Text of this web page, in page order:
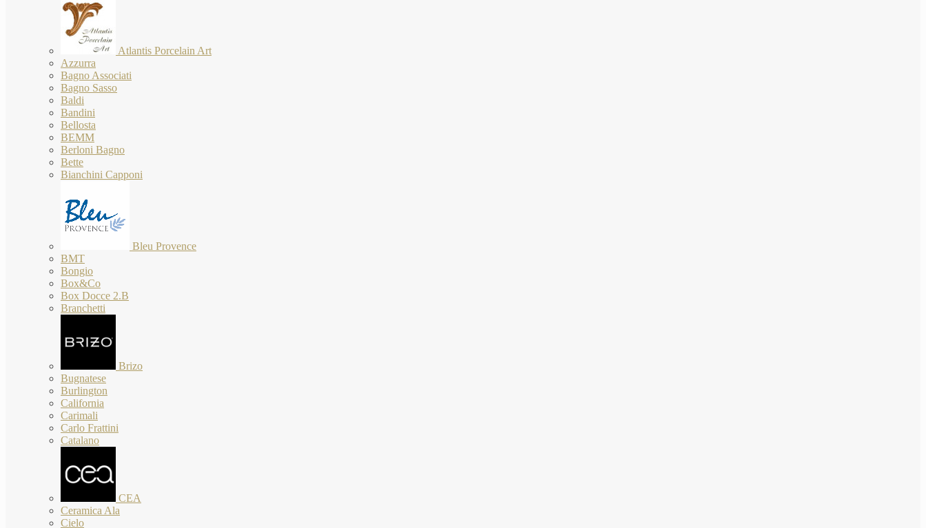
Atlantis Porcelain Art
Azzurra
Bagno Associati
Bagno Sasso
Baldi
Bandini
Bellosta
BEMM
Berloni Bagno
Bette
Bianchini Capponi
Bleu Provence
BMT
Bongio
Box&Co
Box Docce 2.B
Branchetti
Brizo
Bugnatese
Burlington
California
Carimali
Carlo Frattini
Catalano
CEA
Ceramica Ala
Cielo